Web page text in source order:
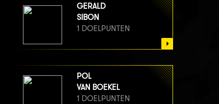
GERALD
SIBON
1 DOELPUNTEN
POL
VAN BOEKEL
1 DOELPUNTEN